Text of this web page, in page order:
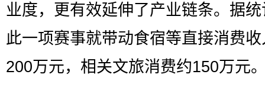
业度，更有效延伸了产业链条。据
此一项赛事就带动食宿等直接消费
200万元，相关文旅消费约150万元